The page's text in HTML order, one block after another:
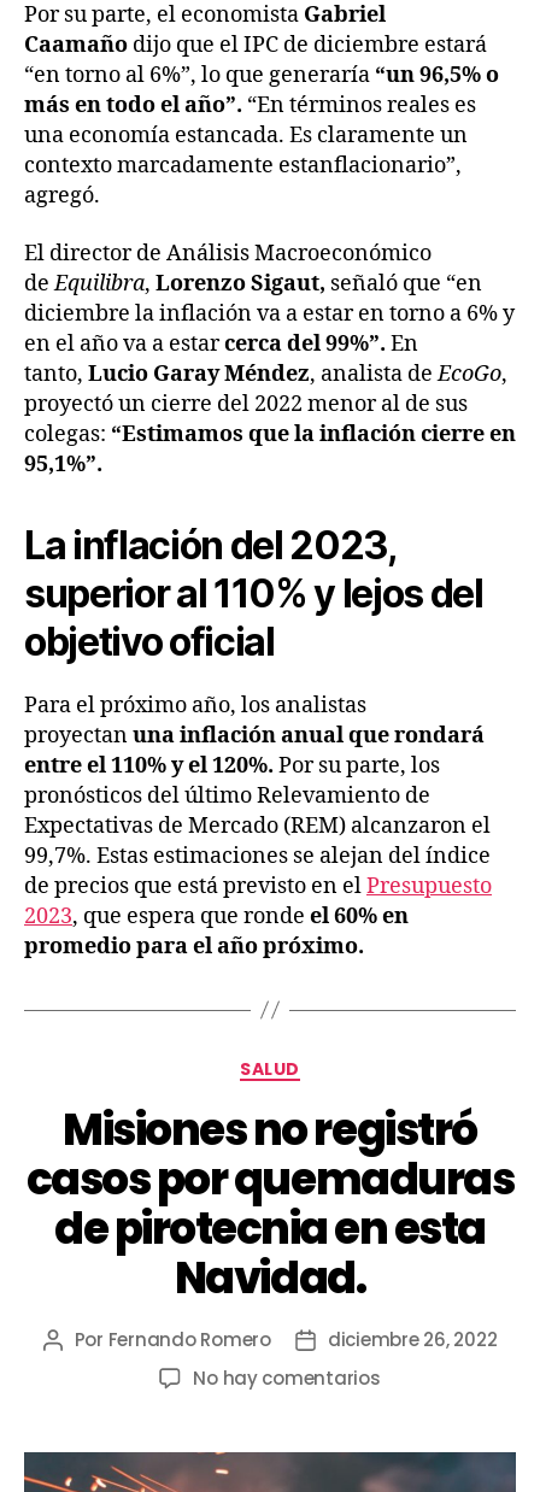
Por su parte, el economista Gabriel
Caamaño dijo que el IPC de diciembre estará
“en torno al 6%”, lo que generaría “un 96,5% o
más en todo el año”. “En términos reales es
una economía estancada. Es claramente un
contexto marcadamente estanflacionario”,
agregó.
El director de Análisis Macroeconómico
deEquilibra, Lorenzo Sigaut, señaló que “en
diciembre la inflación va a estar en torno a 6% y
en el año va a estarcerca del 99%”. En
tanto, Lucio Garay Méndez, analista deEcoGo,
proyectó un cierre del 2022 menor al de sus
colegas: “Estimamos que la inflación cierre en
95,1%”.
La inflación del 2023,
superior al 110% y lejos del
objetivo oficial
Para el próximo año, los analistas
proyectanuna inflación anual que rondará
entre el 110% y el 120%. Por su parte, los
pronósticos del último Relevamiento de
Expectativas de Mercado (REM) alcanzaron el
99,7%. Estas estimaciones se alejan del índice
de precios que está previsto en elPresupuesto
2023, que espera que ronde el 60% en
promedio para el año próximo.
SALUD
Misiones no registró
casos por quemaduras
de pirotecnia en esta
Navidad.
Por Fernando Romero
diciembre 26, 2022
No hay comentarios